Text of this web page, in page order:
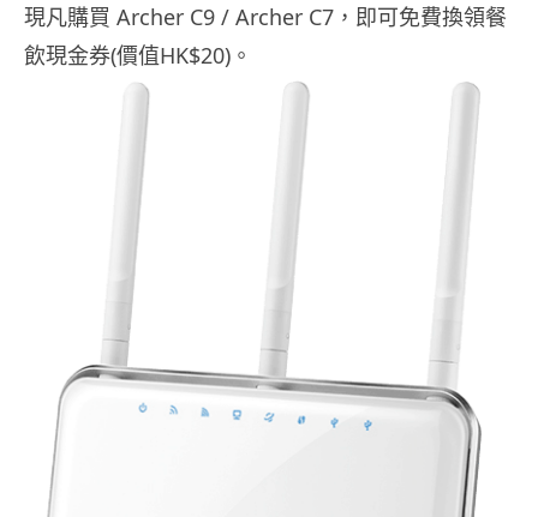
現凡購買 Archer C9 / Archer C7 ，即可免費換領餐
飲現金券(價值HK$20) 。